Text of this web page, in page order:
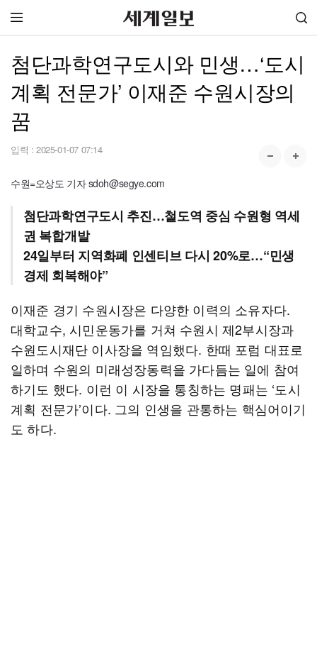
첨단과학연구도시와 민생…‘도시
계획 전문가’ 이재준 수원시장의
꿈
입력 : 2025-01-07 07:14
수원=오상도 기자 sdoh@segye.com
첨단과학연구도시 추진…철도역 중심 수원형 역세
권 복합개발
24일부터 지역화폐 인센티브 다시 20%로…“민생
경제 회복해야”
이재준 경기 수원시장은 다양한 이력의 소유자다.
대학교수, 시민운동가를 거쳐 수원시 제2부시장과
수원도시재단 이사장을 역임했다. 한때 포럼 대표로
일하며 수원의 미래성장동력을 가다듬는 일에 참여
하기도 했다. 이런 이 시장을 통칭하는 명패는 ‘도시
계획 전문가’이다. 그의 인생을 관통하는 핵심어이기
도 하다.